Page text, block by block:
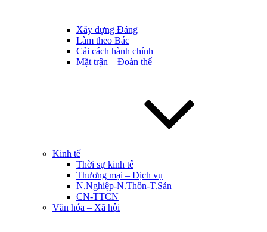
Xây dựng Đảng
Làm theo Bác
Cải cách hành chính
Mặt trận – Đoàn thể
Kinh tế
Thời sự kinh tế
Thương mại – Dịch vụ
N.Nghiệp-N.Thôn-T.Sản
CN-TTCN
Văn hóa – Xã hội